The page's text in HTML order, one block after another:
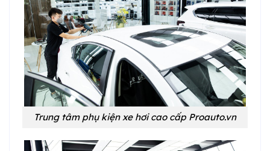
Trung tâm phụ kiện xe hơi cao cấp Proauto.vn